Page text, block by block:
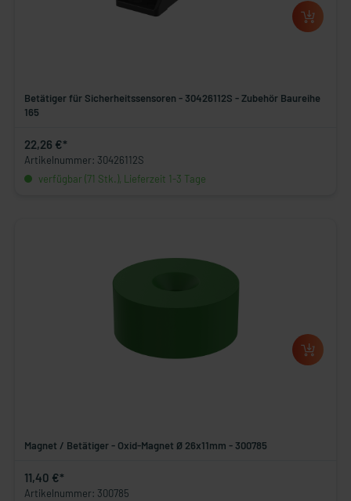
Betätiger für Sicherheitssensoren - 30426112S - Zubehör Baureihe
165
22,26 €*
Artikelnummer: 30426112S
verfügbar (71 Stk.), Lieferzeit 1-3 Tage
Magnet / Betätiger - Oxid-Magnet Ø 26x11mm - 300785
11,40 €*
Artikelnummer: 300785